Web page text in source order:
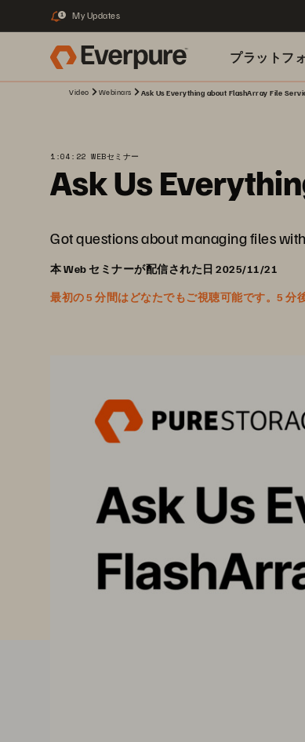
1 My Updates
プラットフ
Video Webinars Ask Us Everything about FlashArray File
1:04:22 WEBセミナー
Ask Us
Got questions about managing files
本 Web セミナーが配信された日 2025/11/21
最初の 5 分間はどなたでもご視聴可能です。5 分